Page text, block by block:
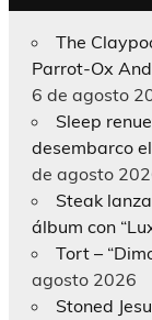
The
Parrot-Ox
6 de agosto
Sleep
desembarco
de agosto
Steak
álbum con
Tort –
agosto 2026
Stoned